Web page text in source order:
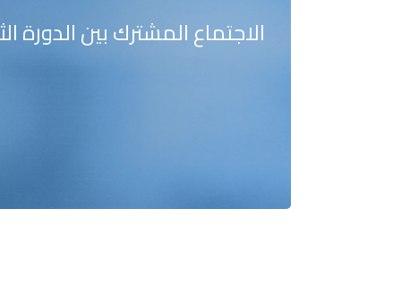
الاجتماع المشترك بين الدورة